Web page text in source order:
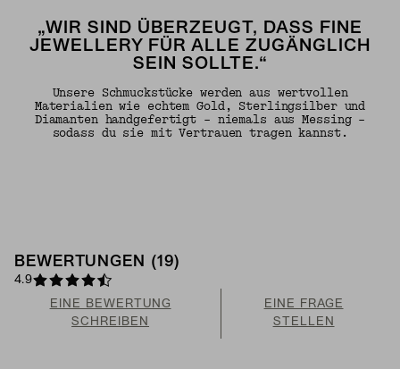
„WIR SIND ÜBERZEUGT, DASS FINE
JEWELLERY FÜR ALLE ZUGÄNGLICH
SEIN SOLLTE.“
Unsere Schmuckstücke werden aus wertvollen
Materialien wie echtem Gold, Sterlingsilber und
Diamanten handgefertigt – niemals aus Messing –
sodass du sie mit Vertrauen tragen kannst.
BEWERTUNGEN (19)
4.9
EINE BEWERTUNG
SCHREIBEN
EINE FRAGE
STELLEN